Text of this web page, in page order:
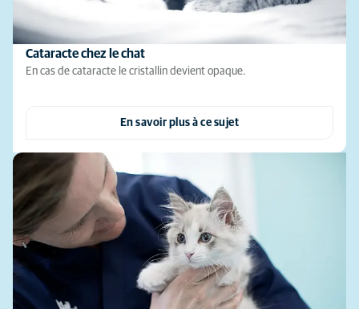
Cataracte chez le chat
En cas de cataracte le cristallin devient opaque.
En savoir plus à ce sujet